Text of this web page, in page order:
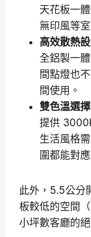
天花板一
無印風等
高效散熱
全鋁製一
間點燈也
間使用。
雙色溫選
提供
生活風格
圍都能對應
此外，5.5公分
板較低的空間
小坪數客廳的